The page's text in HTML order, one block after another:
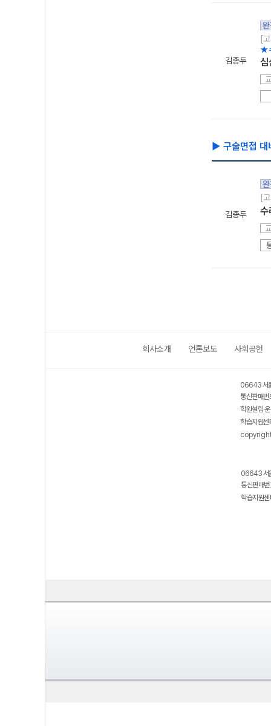
김종두
[
★
심
▶ 구술면접
김종두
[
수
회사소개 언론보도 사회공헌
06643 서
통신판매
학원설립·
학습지원
06643 서
통신판매
학습지원